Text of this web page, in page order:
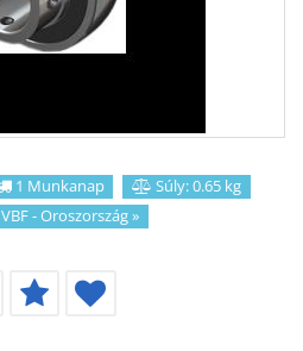
1 Munkanap
Súly: 0.65 kg
VBF - Oroszország»